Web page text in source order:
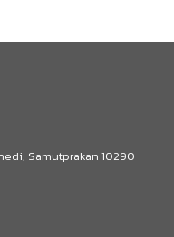
Samutprakan 10290